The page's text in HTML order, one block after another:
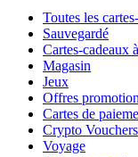
Toutes les
Sauvegardé
Cartes-cadeaux
Magasin
Jeux
Offres
Cartes de
Crypto Vouchers
Voyage